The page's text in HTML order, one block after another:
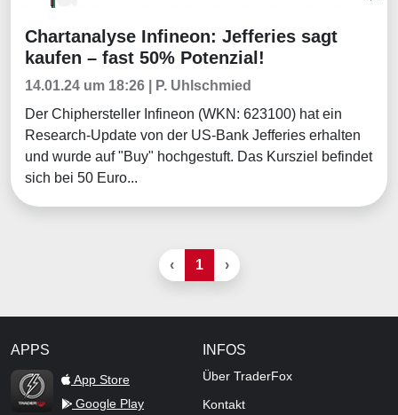
Chartanalysen
Chartanalyse Infineon: Jefferies sagt
kaufen – fast 50% Potenzial!
14.01.24 um 18:26 | P. Uhlschmied
Der Chiphersteller Infineon (WKN: 623100) hat ein
Research-Update von der US-Bank Jefferies erhalten
und wurde auf "Buy" hochgestuft. Das Kursziel befindet
sich bei 50 Euro...
‹ 1 ›
APPS
TraderFox Flash
App Store
Google Play
INFOS
Über TraderFox
Kontakt